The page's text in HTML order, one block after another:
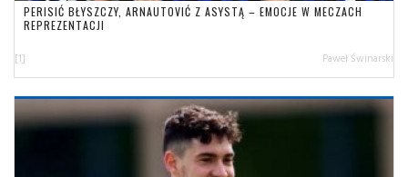
PERISIĆ BŁYSZCZY, ARNAUTOVIĆ Z ASYSTĄ – EMOCJE W MECZACH
REPREZENTACJI
[1] Paweł Świnarski